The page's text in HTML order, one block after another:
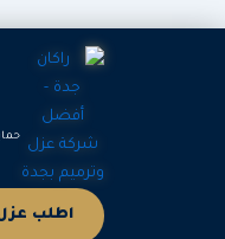
اطلب عزل فوري: